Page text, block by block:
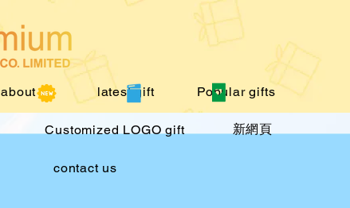
about us latest gift Popular gifts
Customized LOGO gift 新網頁
contact us